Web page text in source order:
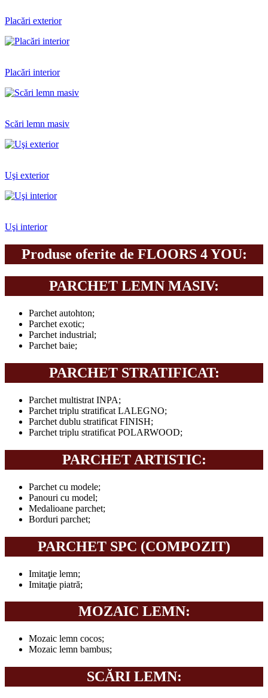
Placări exterior
Placări interior
Scări lemn masiv
Uşi exterior
Uşi interior
Produse oferite de FLOORS 4 YOU:
PARCHET LEMN MASIV:
Parchet autohton;
Parchet exotic;
Parchet industrial;
Parchet baie;
PARCHET STRATIFICAT:
Parchet multistrat INPA;
Parchet triplu stratificat LALEGNO;
Parchet dublu stratificat FINISH;
Parchet triplu stratificat POLARWOOD;
PARCHET ARTISTIC:
Parchet cu modele;
Panouri cu model;
Medalioane parchet;
Borduri parchet;
PARCHET SPC (COMPOZIT)
Imitaţie lemn;
Imitaţie piatră;
MOZAIC LEMN:
Mozaic lemn cocos;
Mozaic lemn bambus;
SCĂRI LEMN: